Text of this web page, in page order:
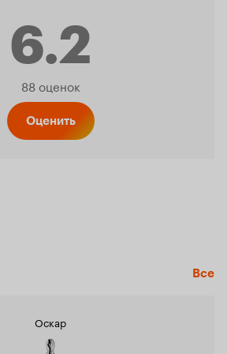
6.2
Рейтинг
88 оценок
Оценить
Все
Оскар